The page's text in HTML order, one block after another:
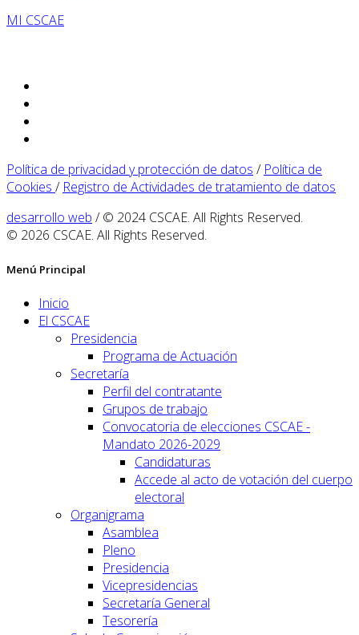
MI CSCAE
Política de privacidad y protección de datos / Política de
Cookies / Registro de Actividades de tratamiento de datos
desarrollo web / © 2024 CSCAE. All Rights Reserved.
© 2026 CSCAE. All Rights Reserved.
Menú Principal
Inicio
El CSCAE
Presidencia
Programa de Actuación
Secretaría
Perfil del contratante
Grupos de trabajo
Convocatoria de elecciones CSCAE -
Mandato 2026-2029
Candidaturas
Accede al acto de votación del cuerpo
electoral
Organigrama
Asamblea
Pleno
Presidencia
Vicepresidencias
Secretaría General
Tesorería